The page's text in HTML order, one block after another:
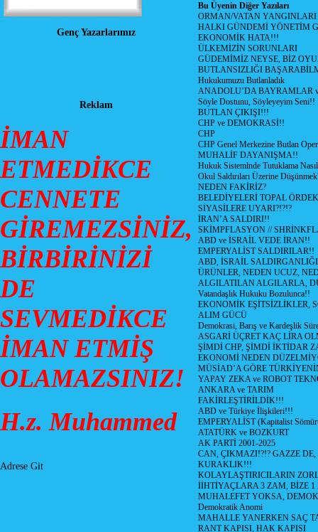
Genç Yazarlarımız
Reklam
İMAN
ETMEDİKCE
CENNETE
GİREMEZSİNİZ,
BİRBİRİNİZİ
DE
SEVMEDİKCE
İMAN ETMİŞ
OLAMAZSINIZ!
H.z. Muhammed
Adrese Git
Bu Üyenin Diğer Yazıları
ORMAN/VATAN
HALKI GÜNDEMİ YÖNETİM
EKONOMİK HATA!!!
ÜLKEMİZİN SORUNLARI
GÜDEMİMİZ NEYSE, BİZ
BUTLANSIZLIĞI
Hukukumuzu Butlanladık
ANADOLU’DA BAYRAMLAR
Söyle Dostunu, Söyleyeyim Seni!!
BUTLAN ÇIKIŞI!!!
CHP ve DEMOKRASİ!!
CHP
CHP Genel Merkezine Butlan
MUHALİF DAYANIŞMA!!
Hukuk Sistemlnde Tutuklama
Okul Saldırıları Üzerine
NEDEN FAKİRİZ?
BELEDİYELERİ TOPAL
SİYASİLERE UYARI?!?!?
İRAN’A SALDIRI!!
SKİMPFLASYON //
ABD ve İSRAİL VEDE İRAN!!
EMPERYALİST SALDIRILAR!!
ABD, İSRAİL SALDIRGANLIĞI
ÜRÜNLER, NEDEN UCUZ,
ALGILATILAN ALGILARLA,
Vatandaşlık Hukuku Bozulunca!!
EKONOMİK EŞİTSİZLİKLER,
ALIM GÜCÜ
Demokrasi, Barış ve Kardeşlik
ASGARİ ÜÇRET KAÇ LİRA
ŞİMDİ CHP, ŞİMDİ İKTİDAR
EKONOMİ NEDEN
MÜSİAD’A GÖRE
YAPAY ZEKA ve ROBOT
ANKARA ve TARIM
FAKİRLEŞTİRİLDİK!!!
ABD ve Türkiye İlişkileri!!!
EMPERYALİST (Kapitalist
ATATÜRK ve BOZKURT
AK PARTİ 2001-2025
CAN, ÇIKMAZI!?!? GAZZE
KURAKLIK!!!
KOLAYLAŞTIRICILARIN
İİHTİYAÇLARA 3 ZAM, BİZE
MUHALEFET YOKSA,
Demokratik Anomi
MAHALLE YANERKEN SAÇ
RANT KAPISI, HAK KAPISI